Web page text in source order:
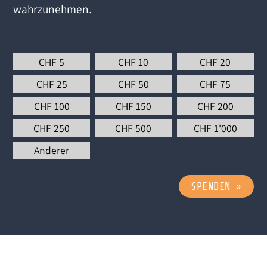
wahrzunehmen.
CHF 5 CHF 10 CHF 20
CHF 25 CHF 50 CHF 75
CHF 100 CHF 150 CHF 200
CHF 250 CHF 500 CHF 1'000
Anderer
SPENDEN »